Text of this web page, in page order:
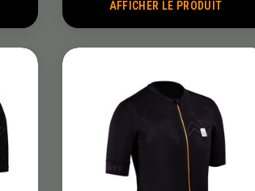
AFFICHER LE PRODUIT